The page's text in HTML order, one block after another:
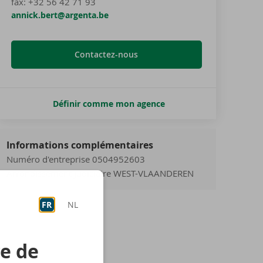
FR NL
de
annick.bert@argenta.be
Contactez-nous
Définir comme mon agence
Informations complémentaires
Numéro d'entreprise 0504952603
Arrondissement judiciaire WEST-VLAANDEREN